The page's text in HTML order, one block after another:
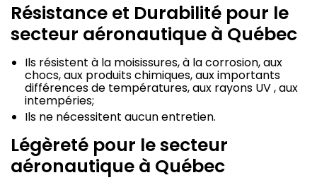
Résistance et Durabilité pour le
secteur aéronautique à Québec
Ils résistent à la moisissures, à la corrosion, aux
chocs, aux produits chimiques, aux importants
différences de températures, aux rayons UV , aux
intempéries;
Ils ne nécessitent aucun entretien.
Légèreté pour le secteur
aéronautique à Québec